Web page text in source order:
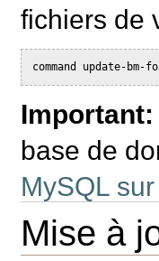
fichiers de
command update-
Important:
base de
MySQL
Mise à